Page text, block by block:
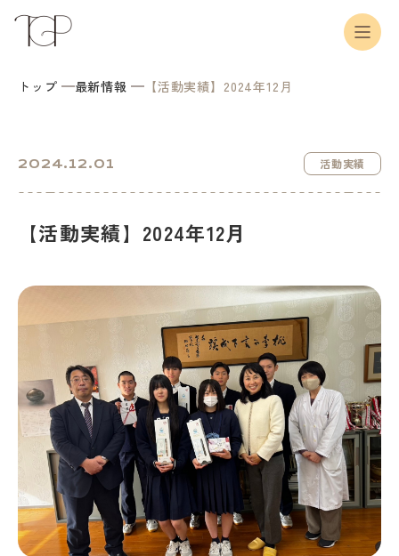
トップ 最新情報 【活動実績】2024年12月
2024.12.01 活動実績
【活動実績】2024年12月